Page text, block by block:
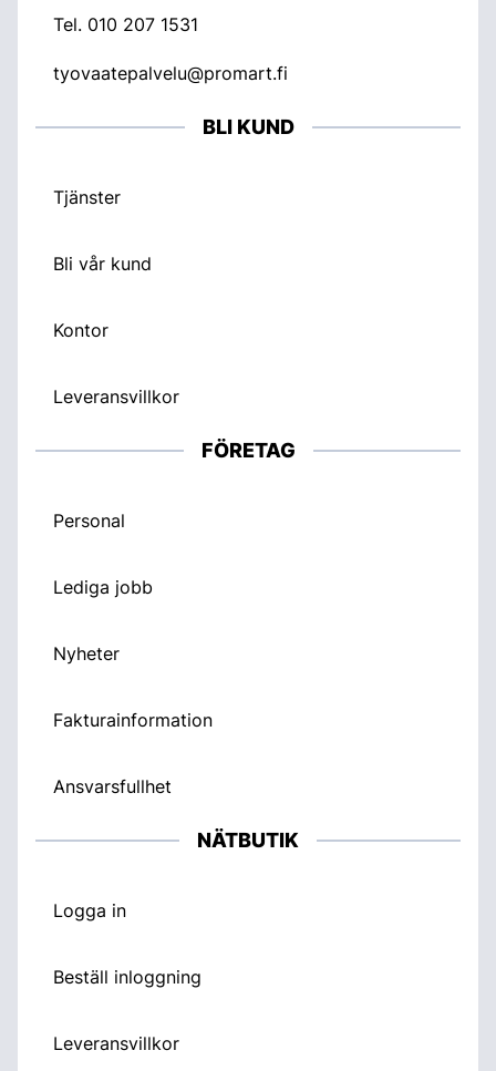
Tel. 010 207 1531
tyovaatepalvelu@promart.fi
BLI KUND
Tjänster
Bli vår kund
Kontor
Leveransvillkor
FÖRETAG
Personal
Lediga jobb
Nyheter
Fakturainformation
Ansvarsfullhet
NÄTBUTIK
Logga in
Beställ inloggning
Leveransvillkor